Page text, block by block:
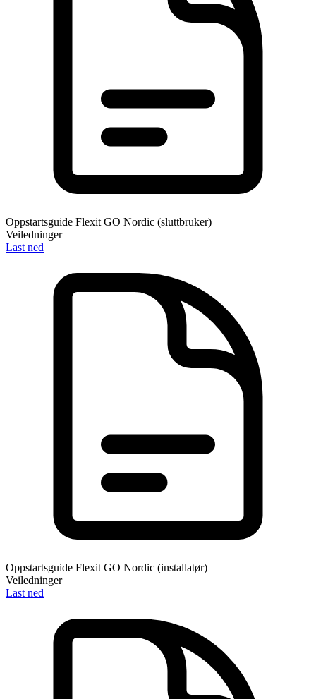
Oppstartsguide Flexit GO Nordic (sluttbruker)
Veiledninger
Last ned
Oppstartsguide Flexit GO Nordic (installatør)
Veiledninger
Last ned